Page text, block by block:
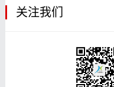
关注我们